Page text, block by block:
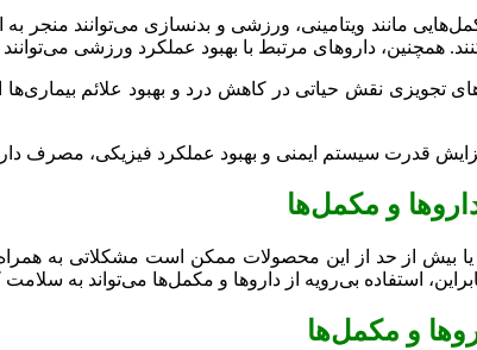
مانند ویتامینی، ورزشی و بدنسازی می‌توانند منجر
همچنین، داروهای مرتبط با بهبود عملکرد ورزشی
تجویزی نقش حیاتی در کاهش درد و بهبود علائم بیماری‌ها
قدرت سیستم ایمنی و بهبود عملکرد فیزیکی، مصرف
و مکمل‌ها
یا بیش از حد از این محصولات ممکن است مشکلاتی به
استفاده بی‌رویه از داروها و مکمل‌ها می‌تواند به
و مکمل‌ها